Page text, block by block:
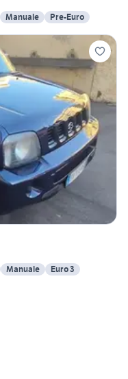
Manuale Pre-Euro
Manuale Euro 3